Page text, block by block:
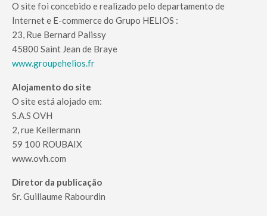
O site foi concebido e realizado pelo departamento de
Internet e E-commerce do Grupo HELIOS :
23, Rue Bernard Palissy
45800 Saint Jean de Braye
www.groupehelios.fr
Alojamento do site
O site está alojado em:
S.A.S OVH
2, rue Kellermann
59 100 ROUBAIX
www.ovh.com
Diretor da publicação
Sr. Guillaume Rabourdin